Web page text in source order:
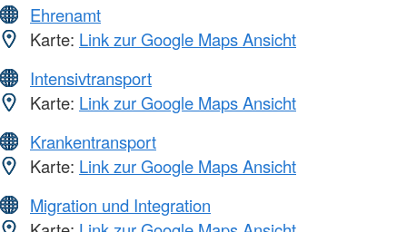
Ehrenamt
Karte: Link zur Google Maps Ansicht
Intensivtransport
Karte: Link zur Google Maps Ansicht
Krankentransport
Karte: Link zur Google Maps Ansicht
Migration und Integration